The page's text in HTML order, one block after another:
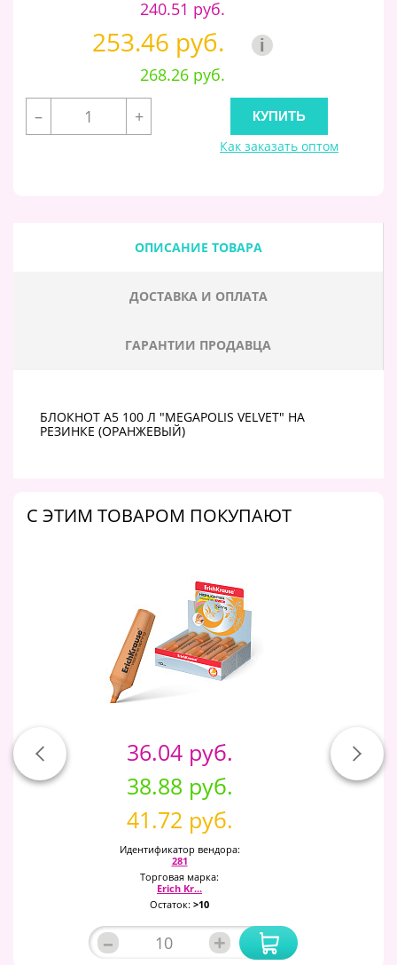
240.51 руб.
253.46 руб. i
268.26 руб.
–
+
Как заказать оптом
ОПИСАНИЕ ТОВАРА
ДОСТАВКА И ОПЛАТА
ГАРАНТИИ ПРОДАВЦА
БЛОКНОТ А5 100 Л "MEGAPOLIS VELVET" НА
РЕЗИНКЕ (ОРАНЖЕВЫЙ)
C ЭТИМ ТОВАРОМ ПОКУПАЮТ
36.04 руб.
38.88 руб.
41.72 руб.
Идентификатор вендора:
281
Торговая марка:
Erich Kr...
Остаток: >10
– +